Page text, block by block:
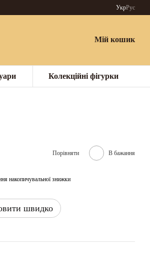
УкрРус
Мій кошик
Колекційні фігурки
Порівняти В бажання
накопичувальної знижки
швидко